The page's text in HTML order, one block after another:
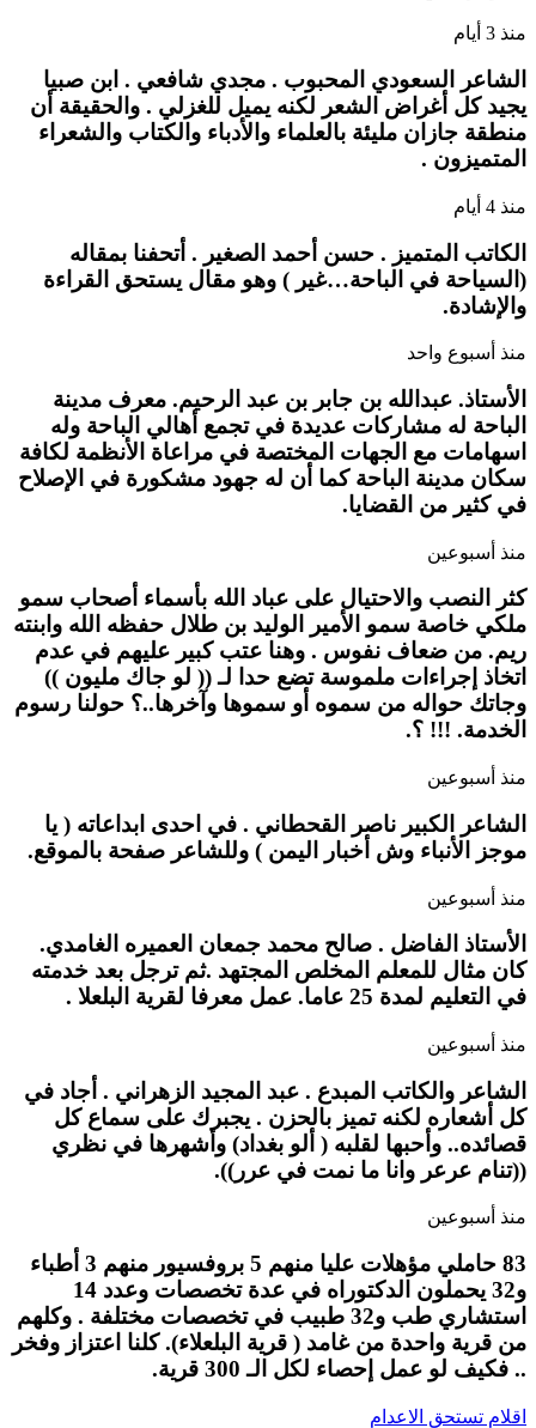
منذ 3 أيام
الشاعر السعودي المحبوب . مجدي شافعي . ابن صبيا
يجيد كل أغراض الشعر لكنه يميل للغزلي . والحقيقة أن
منطقة جازان مليئة بالعلماء والأدباء والكتاب والشعراء
المتميزون .
منذ 4 أيام
الكاتب المتميز . حسن أحمد الصغير . أتحفنا بمقاله
(السياحة في الباحة…غير ) وهو مقال يستحق القراءة
والإشادة.
منذ أسبوع واحد
الأستاذ. عبدالله بن جابر بن عبد الرحيم. معرف مدينة
الباحة له مشاركات عديدة في تجمع أهالي الباحة وله
اسهامات مع الجهات المختصة في مراعاة الأنظمة لكافة
سكان مدينة الباحة كما أن له جهود مشكورة في الإصلاح
في كثير من القضايا.
منذ أسبوعين
كثر النصب والاحتيال على عباد الله بأسماء أصحاب سمو
ملكي خاصة سمو الأمير الوليد بن طلال حفظه الله وابنته
ريم. من ضعاف نفوس . وهنا عتب كبير عليهم في عدم
اتخاذ إجراءات ملموسة تضع حدا لـ (( لو جاك مليون ))
وجاتك حواله من سموه أو سموها وآخرها..؟ حولنا رسوم
الخدمة. !!! ؟.
منذ أسبوعين
الشاعر الكبير ناصر القحطاني . في احدى ابداعاته ( يا
موجز الأنباء وش أخبار اليمن ) وللشاعر صفحة بالموقع.
منذ أسبوعين
الأستاذ الفاضل . صالح محمد جمعان العميره الغامدي.
كان مثال للمعلم المخلص المجتهد .ثم ترجل بعد خدمته
في التعليم لمدة 25 عاما. عمل معرفا لقرية البلعلا .
منذ أسبوعين
الشاعر والكاتب المبدع . عبد المجيد الزهراني . أجاد في
كل أشعاره لكنه تميز بالحزن . يجبرك على سماع كل
قصائده.. وأحبها لقلبه ( ألو بغداد) وأشهرها في نظري
((تنام عرعر وانا ما نمت في عرر)).
منذ أسبوعين
83 حاملي مؤهلات عليا منهم 5 بروفسيور منهم 3 أطباء
و32 يحملون الدكتوراه في عدة تخصصات وعدد 14
استشاري طب و32 طبيب في تخصصات مختلفة . وكلهم
من قرية واحدة من غامد ( قرية البلعلاء). كلنا اعتزاز وفخر
.. فكيف لو عمل إحصاء لكل الـ 300 قرية.
اقلام تستحق الاعدام